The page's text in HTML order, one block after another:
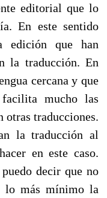
editorial que lo
En este sentido
edición que han
la traducción. En
cercana y que
mucho las
otras traducciones.
la traducción al
en este caso.
decir que no
lo más mínimo la